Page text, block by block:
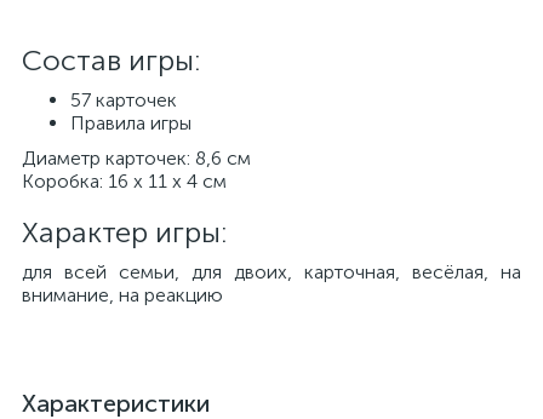
Состав игры:
57 карточек
Правила игры
Диаметр карточек: 8,6 см
Коробка: 16 х 11 х 4 см
Характер игры:
​для всей семьи, для двоих, карточная, весёлая, на
внимание, на реакцию
Характеристики